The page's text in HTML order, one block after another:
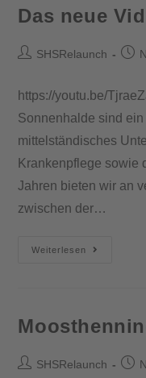
Das neue
SHSRelaunch
https://youtu.be/
Sonnenhalde sind
mittelständisches
Krankenpflege sowie
Jahren bieten wir an
zwischen der…
Weiterlesen
SHSRelaunch